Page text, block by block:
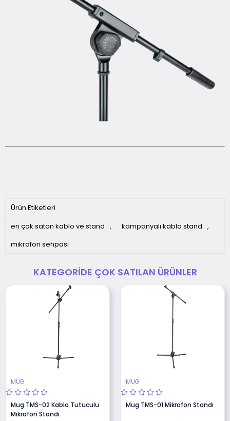
Ürün Etiketleri
en çok satan kablo ve stand , kampanyalı kablo stand ,
mikrofon sehpası
KATEGORIDE ÇOK SATILAN ÜRÜNLER
MUG
Mug TMS-02 Kablo Tutuculu
Mikrofon Standı
MUG
Mug TMS-01 Mikrofon Standı